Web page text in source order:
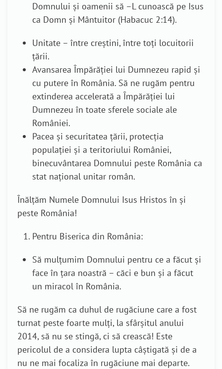
Domnului și oamenii să –L cunoască pe Isus
ca Domn și Mântuitor (Habacuc 2:14).
Unitate – între creştini, între toţi locuitorii
ţării.
Avansarea Împărăției lui Dumnezeu rapid și
cu putere în România. Să ne rugăm pentru
extinderea accelerată a Împărăției lui
Dumnezeu în toate sferele sociale ale
României.
Pacea și securitatea țării, protecţia
populației și a teritoriului României,
binecuvântarea Domnului peste România ca
stat național unitar român.
Înălțăm Numele Domnului Isus Hristos în şi
peste România!
Pentru Biserica din România:
Să mulțumim Domnului pentru ce a făcut și
face în țara noastră – căci e bun și a făcut
un miracol în România.
Să ne rugăm ca duhul de rugăciune care a fost
turnat peste foarte mulți, la sfârșitul anului
2014, să nu se stingă, ci să crească! Este
pericolul de a considera lupta câștigată și de a
nu ne mai focaliza în rugăciune mai departe.